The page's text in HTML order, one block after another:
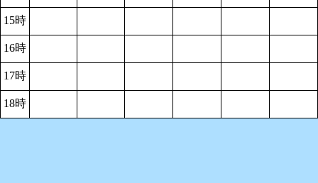
15時
16時
17時
18時